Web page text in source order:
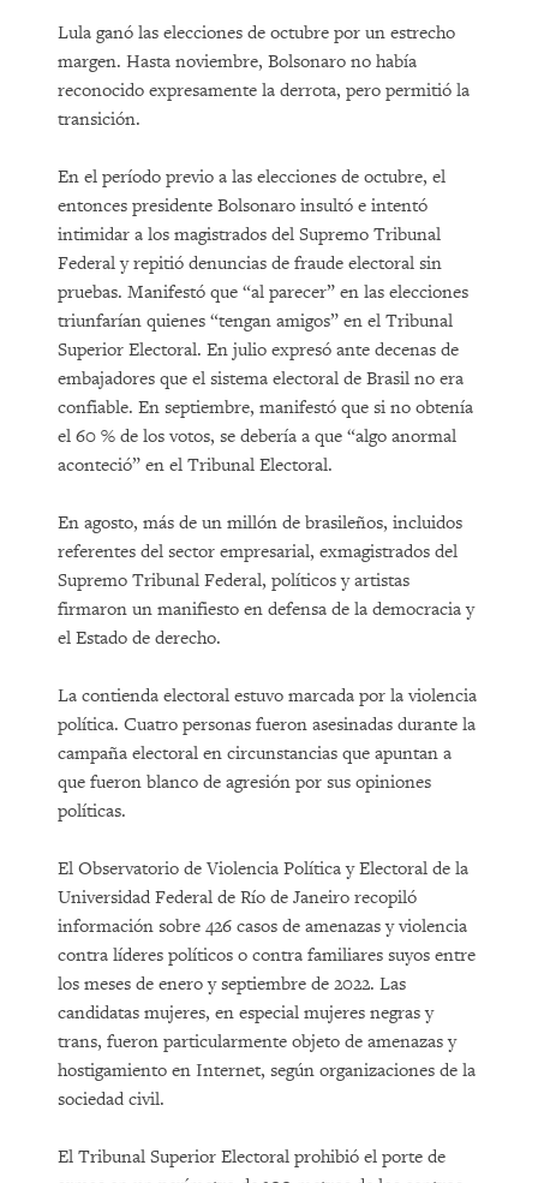
Lula ganó las elecciones de octubre por un estrecho
margen. Hasta noviembre, Bolsonaro no había
reconocido expresamente la derrota, pero permitió la
transición.
En el período previo a las elecciones de octubre, el
entonces presidente Bolsonaro insultó e intentó
intimidar a los magistrados del Supremo Tribunal
Federal y repitió denuncias de fraude electoral sin
pruebas. Manifestó que “al parecer” en las elecciones
triunfarían quienes “tengan amigos” en el Tribunal
Superior Electoral. En julio expresó ante decenas de
embajadores que el sistema electoral de Brasil no era
confiable. En septiembre, manifestó que si no obtenía
el 60 % de los votos, se debería a que “algo anormal
aconteció” en el Tribunal Electoral.
En agosto, más de un millón de brasileños, incluidos
referentes del sector empresarial, exmagistrados del
Supremo Tribunal Federal, políticos y artistas
firmaron un manifiesto en defensa de la democracia y
el Estado de derecho.
La contienda electoral estuvo marcada por la violencia
política. Cuatro personas fueron asesinadas durante la
campaña electoral en circunstancias que apuntan a
que fueron blanco de agresión por sus opiniones
políticas.
El Observatorio de Violencia Política y Electoral de la
Universidad Federal de Río de Janeiro recopiló
información sobre 426 casos de amenazas y violencia
contra líderes políticos o contra familiares suyos entre
los meses de enero y septiembre de 2022. Las
candidatas mujeres, en especial mujeres negras y
trans, fueron particularmente objeto de amenazas y
hostigamiento en Internet, según organizaciones de la
sociedad civil.
El Tribunal Superior Electoral prohibió el porte de